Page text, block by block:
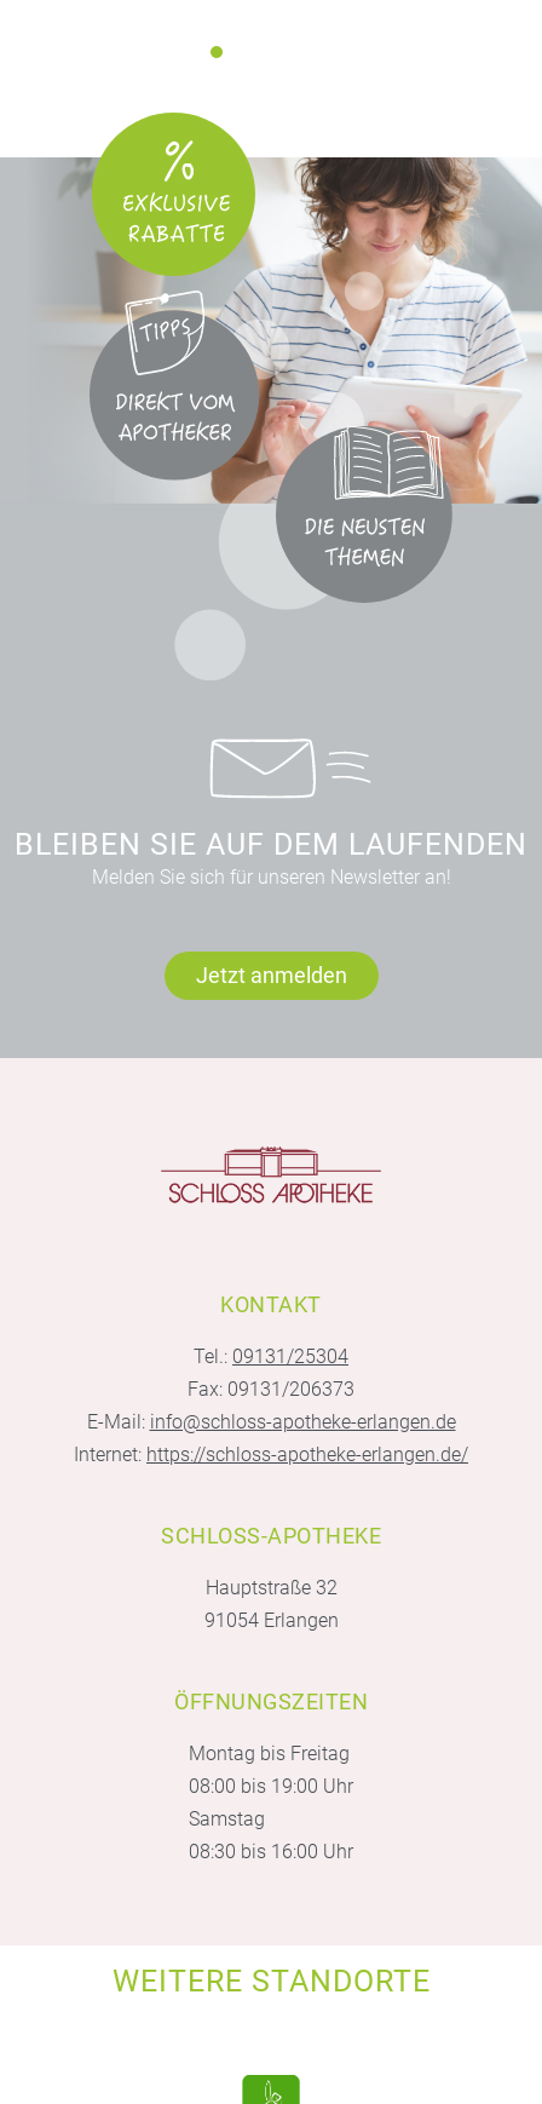
BLEIBEN SIE AUF DEM LAUFENDEN
Melden Sie sich für unseren Newsletter an!
Jetzt anmelden
KONTAKT
Tel.: 09131/25304
Fax: 09131/206373
E-Mail: info@schloss-apotheke-erlangen.de
Internet: https://schloss-apotheke-erlangen.de/
SCHLOSS-APOTHEKE
Hauptstraße 32
91054 Erlangen
ÖFFNUNGSZEITEN
Montag bis Freitag
08:00 bis 19:00 Uhr
Samstag
08:30 bis 16:00 Uhr
WEITERE STANDORTE